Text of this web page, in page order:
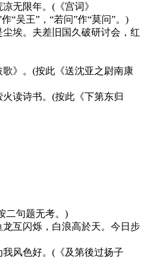
无限年。(《宫词》
“吴王”，“若问”作“莫问”。)
埃。夫差旧国久破研讨会，红
》。(按此《送沈亚之尉南康
读诗书。(按此《下第东归
二句题无考。)
互闪烁，白浪高於天。今日步
风色好。(《及第後过扬子